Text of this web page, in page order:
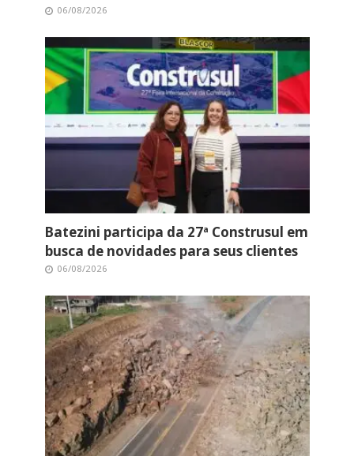
06/08/2026
Batezini participa da 27ª Construsul em
busca de novidades para seus clientes
06/08/2026